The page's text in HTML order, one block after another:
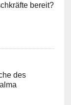
bereit?
des